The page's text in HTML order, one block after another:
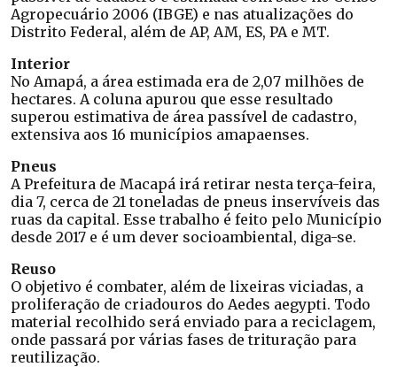
Agropecuário 2006 (IBGE) e nas atualizações do
Distrito Federal, além de AP, AM, ES, PA e MT.
Interior
No Amapá, a área estimada era de 2,07 milhões de
hectares. A coluna apurou que esse resultado
superou estimativa de área passível de cadastro,
extensiva aos 16 municípios amapaenses.
Pneus
A Prefeitura de Macapá irá retirar nesta terça-feira,
dia 7, cerca de 21 toneladas de pneus inservíveis das
ruas da capital. Esse trabalho é feito pelo Município
desde 2017 e é um dever socioambiental, diga-se.
Reuso
O objetivo é combater, além de lixeiras viciadas, a
proliferação de criadouros do Aedes aegypti. Todo
material recolhido será enviado para a reciclagem,
onde passará por várias fases de trituração para
reutilização.